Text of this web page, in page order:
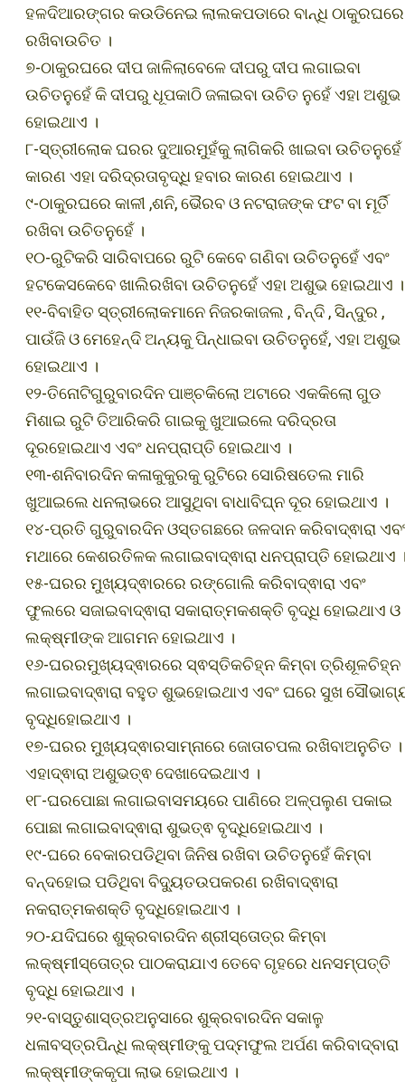
ହଳଦିଆରଙ୍ଗର କଉଡିନେଇ ଲାଲକପଡାରେ ବାନ୍ଧି ଠାକୁରଘରେ
ରଖିବାଉଚିତ ।
୭-ଠାକୁରଘରେ ଦୀପ ଜାଳିଲାବେଳେ ଦୀପରୁ ଦୀପ ଲଗାଇବା
ଉଚିତନୁହେଁ କି ଦୀପରୁ ଧୂପକାଠି ଜଳାଇବା ଉଚିତ ନୁହେଁ ଏହା ଅଶୁଭ
ହୋଇଥାଏ ।
୮-ସ୍ତ୍ରୀଲୋକ ଘରର ଦୁଆରମୁହଁକୁ ଲାଗିକରି ଖାଇବା ଉଚିତନୁହେଁ
କାରଣ ଏହା ଦରିଦ୍ରତାବୃଦ୍ଧି ହବାର କାରଣ ହୋଇଥାଏ ।
୯-ଠାକୁରଘରେ କାଳୀ ,ଶନି, ଭୈରବ ଓ ନଟରାଜଙ୍କ ଫଟ ବା ମୂର୍ତି
ରଖିବା ଉଚିତନୁହେଁ ।
୧୦-ରୁଟିକରି ସାରିବାପରେ ରୁଟି କେବେ ଗଣିବା ଉଚିତନୁହେଁ ଏବଂ
ହଟକେସକେବେ ଖାଲିରଖିବା ଉଚିତନୁହେଁ ଏହା ଅଶୁଭ ହୋଇଥାଏ ।
୧୧-ବିବାହିତ ସ୍ତ୍ରୀଲୋକମାନେ ନିଜରକାଜଲ , ବିନ୍ଦି , ସିନ୍ଦୁର ,
ପାଉଁଜି ଓ ମେହେନ୍ଦି ଅନ୍ୟକୁ ପିନ୍ଧାଇବା ଉଚିତନୁହେଁ, ଏହା ଅଶୁଭ
ହୋଇଥାଏ ।
୧୨-ତିନୋଟିଗୁରୁବାରଦିନ ପାଞ୍ଚକିଲୋ ଅଟାରେ ଏକକିଲୋ ଗୁଡ
ମିଶାଇ ରୁଟି ତିଆରିକରି ଗାଇକୁ ଖୁଆଇଲେ ଦରିଦ୍ରତା
ଦୂରହୋଇଥାଏ ଏବଂ ଧନପ୍ରାପ୍ତି ହୋଇଥାଏ ।
୧୩-ଶନିବାରଦିନ କଳାକୁକୁରକୁ ରୁଟିରେ ସୋରିଷତେଲ ମାରି
ଖୁଆଇଲେ ଧନଲାଭରେ ଆସୁଥିବା ବାଧାବିଘ୍ନ ଦୂର ହୋଇଥାଏ ।
୧୪-ପ୍ରତି ଗୁରୁବାରଦିନ ଓସ୍ତଗଛରେ ଜଳଦାନ କରିବାଦ୍ଵାରା
ମଥାରେ କେଶରତିଳକ ଲଗାଇବାଦ୍ଵାରା ଧନପ୍ରାପ୍ତି ହୋଇଥାଏ
୧୫-ଘରର ମୁଖ୍ୟଦ୍ଵାରରେ ରଙ୍ଗୋଲି କରିବାଦ୍ଵାରା ଏବଂ
ଫୁଲରେ ସଜାଇବାଦ୍ଵାରା ସକାରାତ୍ମକଶକ୍ତି ବୃଦ୍ଧି ହୋଇଥାଏ ଓ
ଲକ୍ଷ୍ମୀଙ୍କ ଆଗମନ ହୋଇଥାଏ ।
୧୬-ଘରରମୁଖ୍ୟଦ୍ଵାରରେ ସ୍ଵସ୍ତିକଚିହ୍ନ କିମ୍ବା ତ୍ରିଶୂଳଚିହ୍ନ
ଲଗାଇବାଦ୍ଵାରା ବହୁତ ଶୁଭହୋଇଥାଏ ଏବଂ ଘରେ ସୁଖ
ବୃଦ୍ଧିହୋଇଥାଏ ।
୧୭-ଘରର ମୁଖ୍ୟଦ୍ଵାରସାମ୍ନାରେ ଜୋତାଚପଲ ରଖିବାଅନୁଚିତ ।
ଏହାଦ୍ଵାରା ଅଶୁଭତ୍ଵ ଦେଖାଦେଇଥାଏ ।
୧୮-ଘରପୋଛା ଲଗାଇବାସମୟରେ ପାଣିରେ ଅଳ୍ପଲୁଣ ପକାଇ
ପୋଛା ଲଗାଇବାଦ୍ଵାରା ଶୁଭତ୍ଵ ବୃଦ୍ଧିହୋଇଥାଏ ।
୧୯-ଘରେ ବେକାରପଡିଥିବା ଜିନିଷ ରଖିବା ଉଚିତନୁହେଁ କିମ୍ବା
ବନ୍ଦହୋଇ ପଡିଥିବା ବିଦ୍ୟୁତଉପକରଣ ରଖିବାଦ୍ଵାରା
ନକରାତ୍ମକଶକ୍ତି ବୃଦ୍ଧିହୋଇଥାଏ ।
୨୦-ଯଦିଘରେ ଶୁକ୍ରବାରଦିନ ଶ୍ରୀସ୍ତୋତ୍ର କିମ୍ବା
ଲକ୍ଷ୍ମୀସ୍ତୋତ୍ର ପାଠକରାଯାଏ ତେବେ ଗୃହରେ ଧନସମ୍ପତ୍ତି
ବୃଦ୍ଧି ହୋଇଥାଏ ।
୨୧-ବାସ୍ତୁଶାସ୍ତ୍ରଅନୁସାରେ ଶୁକ୍ରବାରଦିନ ସକାଳୁ
ଧଳାବସ୍ତ୍ରପିନ୍ଧି ଲକ୍ଷ୍ମୀଙ୍କୁ ପଦ୍ମଫୁଲ ଅର୍ପଣ କରିବାଦ୍ବାରା
ଲକ୍ଷ୍ମୀଙ୍କକୃପା ଲାଭ ହୋଇଥାଏ ।